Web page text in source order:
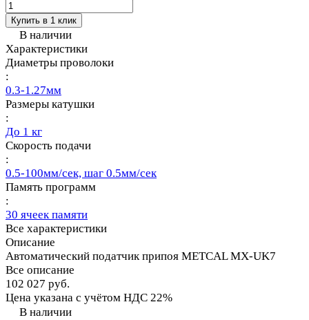
Купить в 1 клик
В наличии
Характеристики
Диаметры проволоки
:
0.3-1.27мм
Размеры катушки
:
До 1 кг
Скорость подачи
:
0.5-100мм/сек, шаг 0.5мм/сек
Память программ
:
30 ячеек памяти
Все характеристики
Описание
Автоматический податчик припоя METCAL MX-UK7
Все описание
102 027 руб.
Цена указана с учётом НДС 22%
В наличии